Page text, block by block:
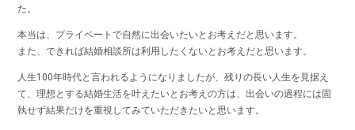
た。
本当は、プライベートで自然に出会いたいとお考えだと思います。
また、できれば結婚相談所は利用したくないとお考えだと思います。
人生100年時代と言われるようになりましたが、残りの長い人生を見据え
て、理想とする結婚生活を叶えたいとお考えの方は、出会いの過程には固
執せず結果だけを重視してみていただきたいと思います。